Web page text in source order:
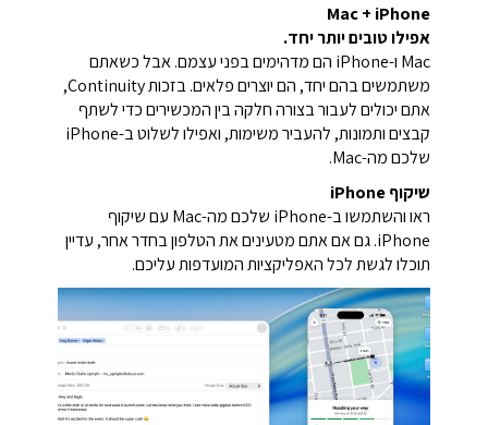
Mac + iPhone
אפילו טובים יותר יחד.
Mac ו-iPhone הם מדהימים בפני עצמם.
אבל כשאתם
משתמשים בהם יחד, הם יוצרים פלאים.
בזכות Continuity,
אתם יכולים לעבור בצורה חלקה בין המכשירים כדי לשתף
קבצים ותמונות, להעביר משימות, ואפילו לשלוט ב-iPhone
שלכם מה-Mac.
שיקוף iPhone
ראו והשתמשו ב-iPhone שלכם מה-Mac עם שיקוף
iPhone. גם אם אתם מטעינים את הטלפון בחדר אחר, עדיין
תוכלו לגשת לכל האפליקציות המועדפות עליכם.